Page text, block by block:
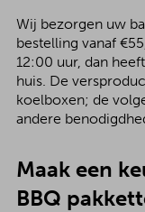
Wij bezorgen uw
bestelling vanaf
12:00 uur, dan
huis. De
koelboxen; de
andere
Maak een
BBQ